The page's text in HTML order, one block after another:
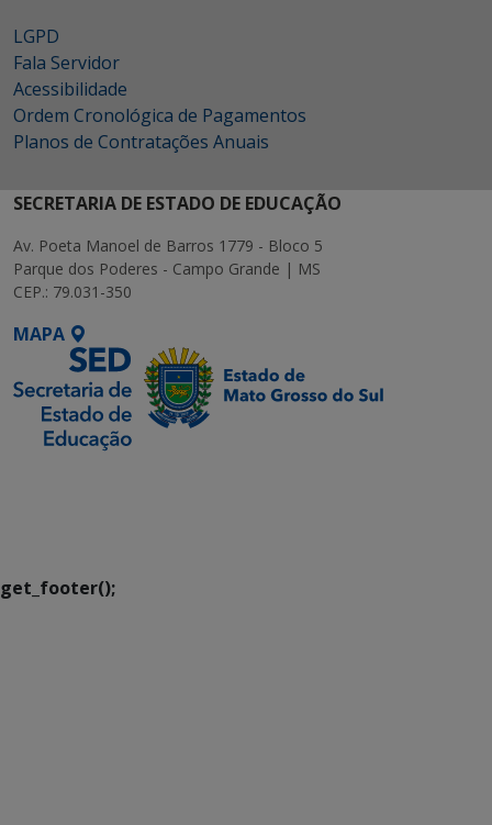
LGPD
Fala Servidor
Acessibilidade
Ordem Cronológica de Pagamentos
Planos de Contratações Anuais
SECRETARIA DE ESTADO DE EDUCAÇÃO
Av. Poeta Manoel de Barros 1779 - Bloco 5
Parque dos Poderes - Campo Grande | MS
CEP.: 79.031-350
MAPA
get_footer();